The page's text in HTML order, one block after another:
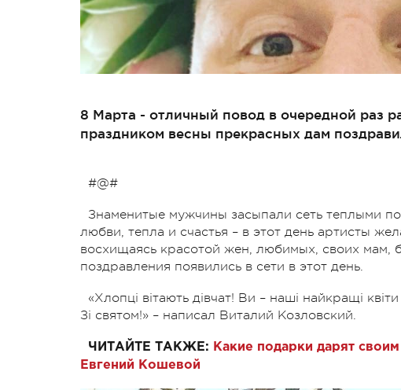
8 Марта - отличный повод в очередной раз
праздником весны прекрасных дам
#@#
Знаменитые мужчины засыпали сеть теплыми
любви, тепла и счастья – в этот день артисты
восхищаясь красотой жен, любимых, своих мам,
поздравления появились в сети в этот день.
«Хлопці вітають дівчат! Ви – наші найкращі
Зі святом!» – написал Виталий Козловский.
ЧИТАЙТЕ ТАКЖЕ: Какие подарки дарят
Евгений Кошевой